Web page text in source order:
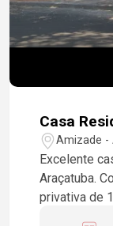
Casa
Amizade -
Excelente
Araçatuba.
privativa de